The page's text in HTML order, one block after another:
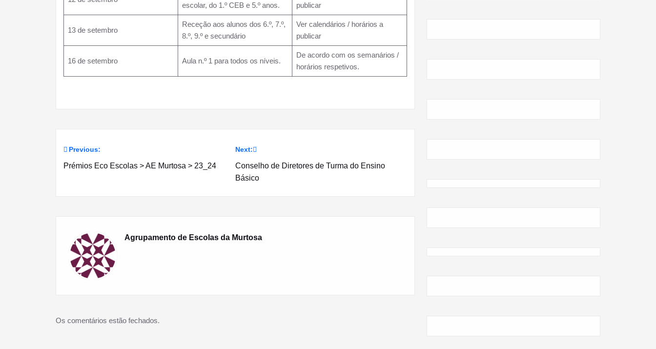
escolar, do 1.º CEB e 5.º anos.
publicar
13 de setembro
Receção aos alunos dos 6.º, 7.º,
8.º, 9.º e secundário
Ver calendários / horários a
publicar
16 de setembro Aula n.º 1 para todos os níveis.
De acordo com os semanários /
horários respetivos.
Navegação
Previous:
Prémios Eco Escolas > AE Murtosa > 23_24
Next:
Conselho de Diretores de Turma do Ensino
Básico
Agrupamento de Escolas da Murtosa
Os comentários estão fechados.